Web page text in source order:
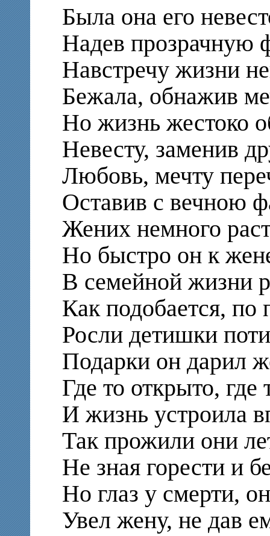
Была она его
Надев прозрачную
Навстречу жизни
Бежала, обнажив
Но жизнь жестоко
Невесту, заменив
Любовь, мечту
Оставив с вечною
Жених немного
Но быстро он к
В семейной жизни
Как подобается, по
Росли детишки
Подарки он дарил
Где то открыто, где
И жизнь устроила
Так прожили они
Не зная горести и
Но глаз у смерти,
Увел жену, не дав